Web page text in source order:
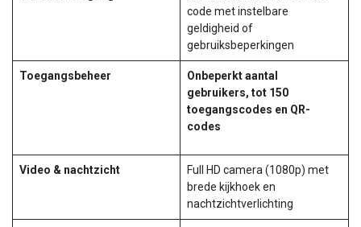
code met instelbare
geldigheid of
gebruiksbeperkingen
Toegangsbeheer
Onbeperkt aantal
gebruikers, tot 150
toegangscodes en QR-
codes
Video & nachtzicht
Full HD camera (1080p) met
brede kijkhoek en
nachtzichtverlichting